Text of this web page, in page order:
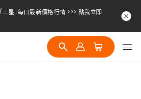
星..每日最新價格行情 >>> 點我立即
星..每日最新價格行情 >>> 點我立即
星..每日最新價格行情 >>> 點我立即